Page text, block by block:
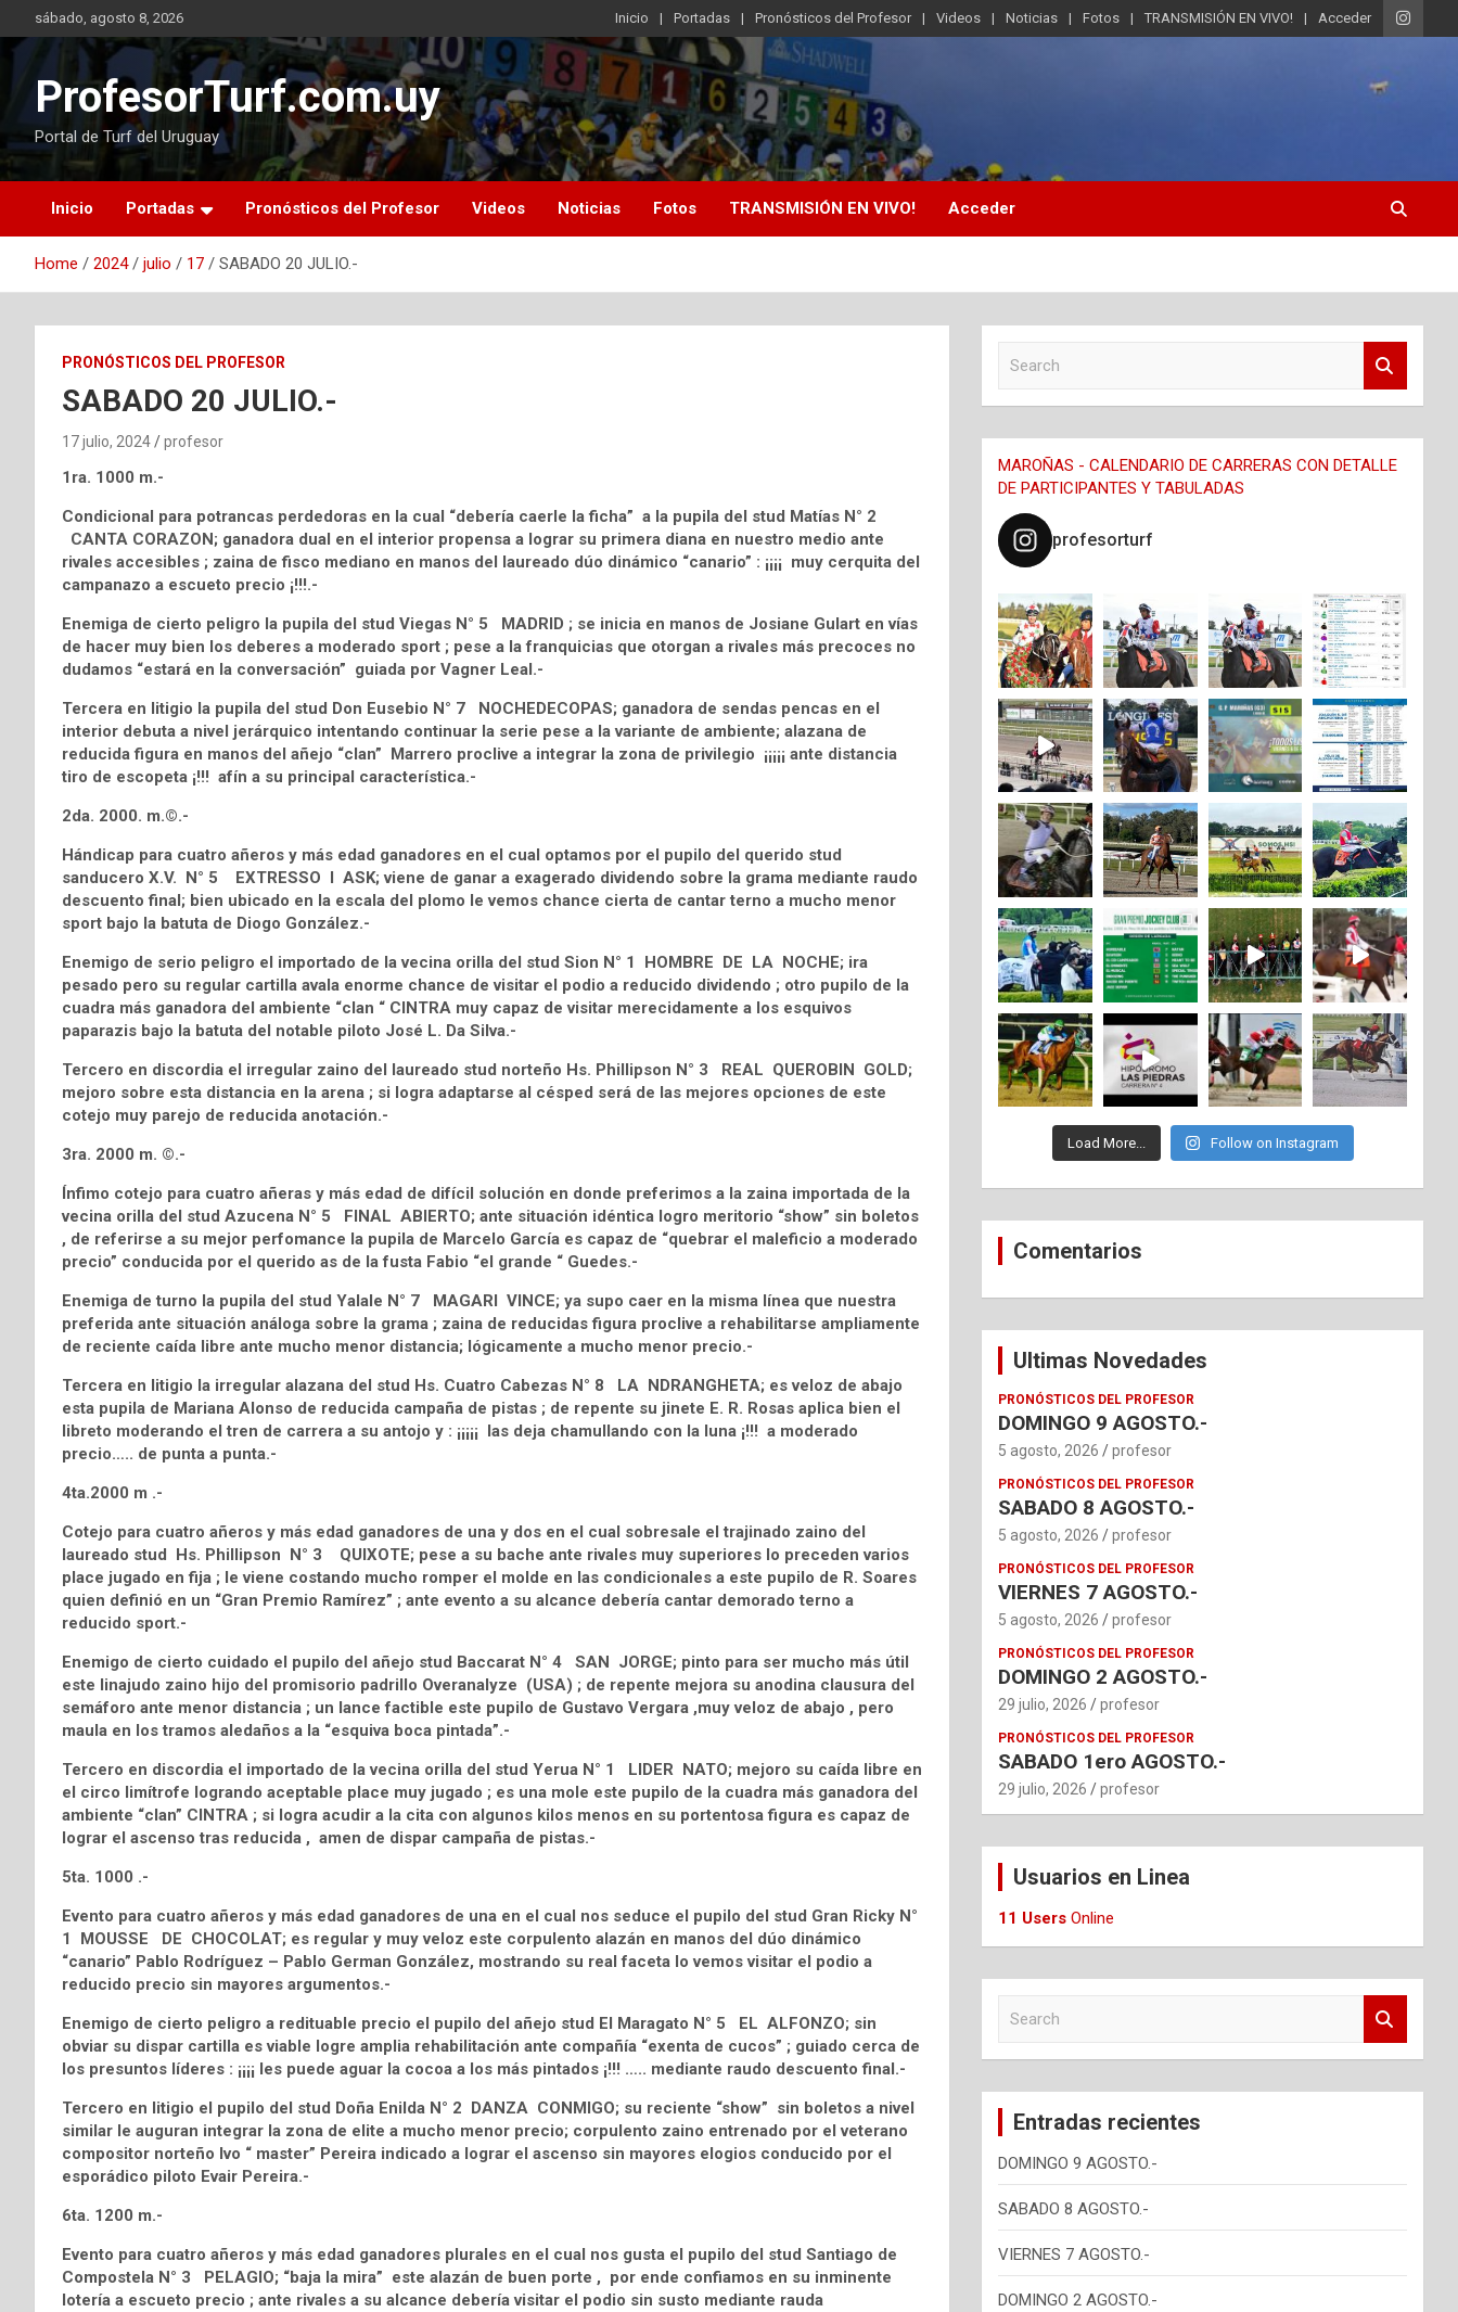
to
content
sábado, agosto 8, 2026 Inicio Portadas Pronósticos del Profesor Videos Noticias Fotos TRANSMISIÓN EN VIVO! Acceder
ProfesorTurf.com.uy
Portal de Turf del Uruguay
Inicio Portadas Pronósticos del Profesor Videos Noticias Fotos TRANSMISIÓN EN VIVO! Acceder
Home 2024 julio 17 SABADO 20 JULIO.-
PRONÓSTICOS DEL PROFESOR
SABADO 20 JULIO.-
17 julio, 2024 profesor
1ra. 1000 m.-
Condicional para potrancas perdedoras en la cual “debería caerle la ficha” a la pupila del stud Matías N° 2
CANTA CORAZON; ganadora dual en el interior propensa a lograr su primera diana en nuestro medio ante
rivales accesibles ; zaina de fisco mediano en manos del laureado dúo dinámico “canario” : ¡¡¡¡ muy cerquita del
campanazo a escueto precio ¡!!!.-
Enemiga de cierto peligro la pupila del stud Viegas N° 5 MADRID ; se inicia en manos de Josiane Gulart en vías
de hacer muy bien los deberes a moderado sport ; pese a la franquicias que otorgan a rivales más precoces no
dudamos “estará en la conversación” guiada por Vagner Leal.-
Tercera en litigio la pupila del stud Don Eusebio N° 7 NOCHEDECOPAS; ganadora de sendas pencas en el
interior debuta a nivel jerárquico intentando continuar la serie pese a la variante de ambiente; alazana de
reducida figura en manos del añejo “clan” Marrero proclive a integrar la zona de privilegio ¡¡¡¡¡ ante distancia
tiro de escopeta ¡!!! afín a su principal característica.-
2da. 2000. m.©.-
Hándicap para cuatro añeros y más edad ganadores en el cual optamos por el pupilo del querido stud
sanducero X.V. N° 5 EXTRESSO I ASK; viene de ganar a exagerado dividendo sobre la grama mediante raudo
descuento final; bien ubicado en la escala del plomo le vemos chance cierta de cantar terno a mucho menor
sport bajo la batuta de Diogo González.-
Enemigo de serio peligro el importado de la vecina orilla del stud Sion N° 1 HOMBRE DE LA NOCHE; ira
pesado pero su regular cartilla avala enorme chance de visitar el podio a reducido dividendo ; otro pupilo de la
cuadra más ganadora del ambiente “clan “ CINTRA muy capaz de visitar merecidamente a los esquivos
paparazis bajo la batuta del notable piloto José L. Da Silva.-
Tercero en discordia el irregular zaino del laureado stud norteño Hs. Phillipson N° 3 REAL QUEROBIN GOLD;
mejoro sobre esta distancia en la arena ; si logra adaptarse al césped será de las mejores opciones de este
cotejo muy parejo de reducida anotación.-
3ra. 2000 m. ©.-
Ínfimo cotejo para cuatro añeras y más edad de difícil solución en donde preferimos a la zaina importada de la
vecina orilla del stud Azucena N° 5 FINAL ABIERTO; ante situación idéntica logro meritorio “show” sin boletos
, de referirse a su mejor perfomance la pupila de Marcelo García es capaz de “quebrar el maleficio a moderado
precio” conducida por el querido as de la fusta Fabio “el grande “ Guedes.-
Enemiga de turno la pupila del stud Yalale N° 7 MAGARI VINCE; ya supo caer en la misma línea que nuestra
preferida ante situación análoga sobre la grama ; zaina de reducidas figura proclive a rehabilitarse ampliamente
de reciente caída libre ante mucho menor distancia; lógicamente a mucho menor precio.-
Tercera en litigio la irregular alazana del stud Hs. Cuatro Cabezas N° 8 LA NDRANGHETA; es veloz de abajo
esta pupila de Mariana Alonso de reducida campaña de pistas ; de repente su jinete E. R. Rosas aplica bien el
libreto moderando el tren de carrera a su antojo y : ¡¡¡¡¡ las deja chamullando con la luna ¡!!! a moderado
precio….. de punta a punta.-
4ta.2000 m .-
Cotejo para cuatro añeros y más edad ganadores de una y dos en el cual sobresale el trajinado zaino del
laureado stud Hs. Phillipson N° 3 QUIXOTE; pese a su bache ante rivales muy superiores lo preceden varios
place jugado en fija ; le viene costando mucho romper el molde en las condicionales a este pupilo de R. Soares
quien definió en un “Gran Premio Ramírez” ; ante evento a su alcance debería cantar demorado terno a
reducido sport.-
Enemigo de cierto cuidado el pupilo del añejo stud Baccarat N° 4 SAN JORGE; pinto para ser mucho más útil
este linajudo zaino hijo del promisorio padrillo Overanalyze (USA) ; de repente mejora su anodina clausura del
semáforo ante menor distancia ; un lance factible este pupilo de Gustavo Vergara ,muy veloz de abajo , pero
maula en los tramos aledaños a la “esquiva boca pintada”.-
Tercero en discordia el importado de la vecina orilla del stud Yerua N° 1 LIDER NATO; mejoro su caída libre en
el circo limítrofe logrando aceptable place muy jugado ; es una mole este pupilo de la cuadra más ganadora del
ambiente “clan” CINTRA ; si logra acudir a la cita con algunos kilos menos en su portentosa figura es capaz de
lograr el ascenso tras reducida , amen de dispar campaña de pistas.-
5ta. 1000 .-
Evento para cuatro añeros y más edad ganadores de una en el cual nos seduce el pupilo del stud Gran Ricky N°
1 MOUSSE DE CHOCOLAT; es regular y muy veloz este corpulento alazán en manos del dúo dinámico
“canario” Pablo Rodríguez – Pablo German González, mostrando su real faceta lo vemos visitar el podio a
reducido precio sin mayores argumentos.-
Enemigo de cierto peligro a redituable precio el pupilo del añejo stud El Maragato N° 5 EL ALFONZO; sin
obviar su dispar cartilla es viable logre amplia rehabilitación ante compañía “exenta de cucos” ; guiado cerca de
los presuntos líderes : ¡¡¡¡ les puede aguar la cocoa a los más pintados ¡!!! ….. mediante raudo descuento final.-
Tercero en litigio el pupilo del stud Doña Enilda N° 2 DANZA CONMIGO; su reciente “show” sin boletos a nivel
similar le auguran integrar la zona de elite a mucho menor precio; corpulento zaino entrenado por el veterano
compositor norteño Ivo “ master” Pereira indicado a lograr el ascenso sin mayores elogios conducido por el
esporádico piloto Evair Pereira.-
6ta. 1200 m.-
Evento para cuatro añeros y más edad ganadores plurales en el cual nos gusta el pupilo del stud Santiago de
Compostela N° 3 PELAGIO; “baja la mira” este alazán de buen porte , por ende confiamos en su inminente
lotería a escueto precio ; ante rivales a su alcance debería visitar el podio sin susto mediante rauda
c
h
MAROÑAS - CALENDARIO DE CARRERAS CON DETALLE
DE PARTICIPANTES Y TABULADAS
profesorturf
Load More... Follow on Instagram
Comentarios
Ultimas Novedades
PRONÓSTICOS DEL PROFESOR
DOMINGO 9 AGOSTO.-
5 agosto, 2026 profesor
PRONÓSTICOS DEL PROFESOR
SABADO 8 AGOSTO.-
5 agosto, 2026 profesor
PRONÓSTICOS DEL PROFESOR
VIERNES 7 AGOSTO.-
5 agosto, 2026 profesor
PRONÓSTICOS DEL PROFESOR
DOMINGO 2 AGOSTO.-
29 julio, 2026 profesor
PRONÓSTICOS DEL PROFESOR
SABADO 1ero AGOSTO.-
29 julio, 2026 profesor
Usuarios en Linea
11 Users Online
c
Entradas recientes
DOMINGO 9 AGOSTO.-
SABADO 8 AGOSTO.-
VIERNES 7 AGOSTO.-
DOMINGO 2 AGOSTO.-